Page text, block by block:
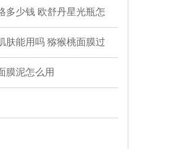
多少钱 欧舒丹星光瓶怎
肤能用吗 猕猴桃面膜过
膜泥怎么用